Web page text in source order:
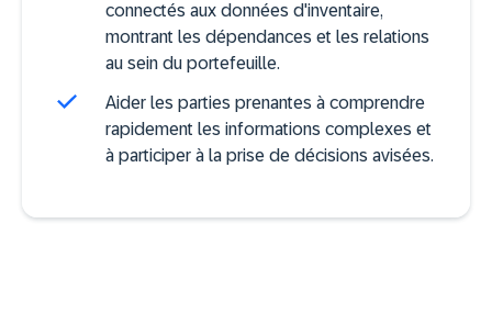
connectés aux données d'inventaire,
montrant les dépendances et les relations
au sein du portefeuille.
Aider les parties prenantes à comprendre
rapidement les informations complexes et
à participer à la prise de décisions avisées.